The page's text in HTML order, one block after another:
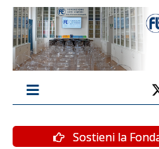
Sostieni la